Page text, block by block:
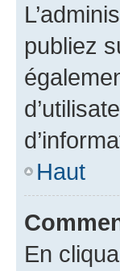
publiez
Haut
En